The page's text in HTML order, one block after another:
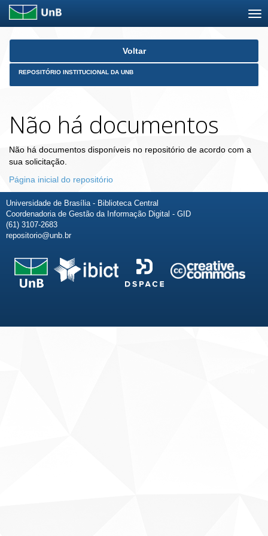
Skip
Voltar
REPOSITÓRIO INSTITUCIONAL DA UNB
Não há documentos
Não há documentos disponíveis no repositório de acordo com a
sua solicitação.
Página inicial do repositório
Universidade de Brasília - Biblioteca Central
Coordenadoria de Gestão da Informação Digital - GID
(61) 3107-2683
repositorio@unb.br